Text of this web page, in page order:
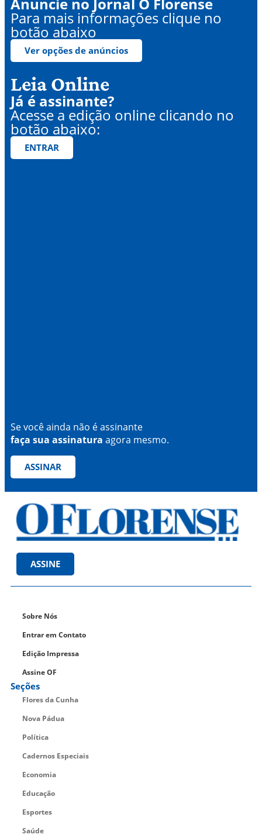
Para mais informações clique no
botão abaixo
Ver opções de anúncios
Leia Online
Já é assinante?
Acesse a edição online clicando no
botão abaixo:
ENTRAR
Se você ainda não é assinante
faça sua assinatura agora mesmo.
ASSINAR
ASSINE
Sobre Nós
Entrar em Contato
Edição Impressa
Assine OF
Seções
Flores da Cunha
Nova Pádua
Política
Cadernos Especiais
Economia
Educação
Esportes
Saúde